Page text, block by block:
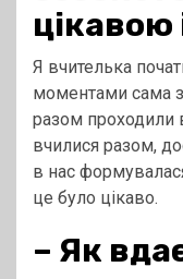
цікавою
Я вчителька
моментами сама
разом проходили
вчилися разом,
в нас
це було цікаво.
– Як